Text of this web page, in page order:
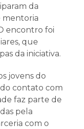
da
mentoria
encontro foi
que
da iniciativa.
jovens do
contato com
faz parte de
pela
com o